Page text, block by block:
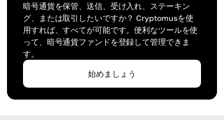
暗号通貨を保管、送信、受け入れ、ステーキン
グ、または取引したいですか？ Cryptomusを使
用すれば、すべてが可能です。便利なツールを使
って、暗号通貨ファンドを登録して管理できま
す。
始めましょう